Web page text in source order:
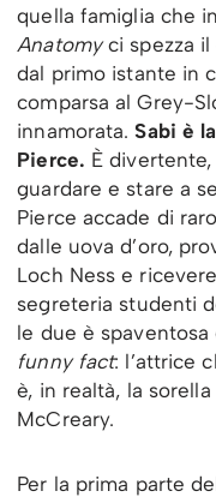
quella famiglia che
Anatomyci spezza il
dal primo istante in
comparsa al Grey-
innamorata.Sabi è
Pierce. È
guardare e stare a
Pierce accade di
dalle uova d’oro,
Loch Ness e
segreteria studenti
le due è
funny fact: l’attrice
è, in realtà, la
McCreary.
Per la prima parte